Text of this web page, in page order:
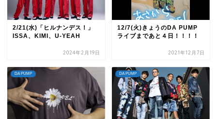
2/21(水)「ヒルナンデス！」
ISSA、KIMI、U-YEAH
2024年2月19日
12/7(火)きょうのDA PUMP
ライブまであと４日！！！！
2021年12月7日
DA PUMP DA PUMP